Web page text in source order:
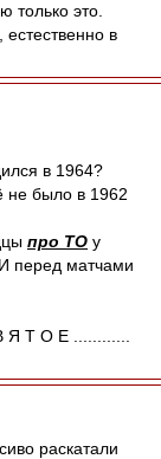
только это.
в
в 1964?
не было в 1962
про ТО у
перед матчами
Т О Е ............
раскатали